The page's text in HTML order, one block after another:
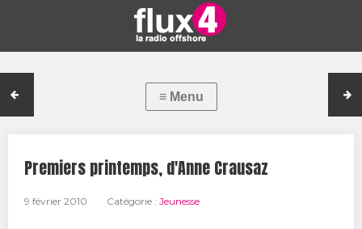
Premiers printemps, d'Anne Crausaz
9 février 2010 Catégorie : Jeunesse